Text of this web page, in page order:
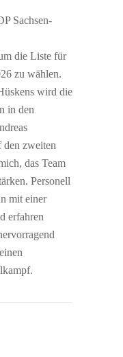
Sachsen-
die Liste für
zu wählen.
wird die
in den
den zweiten
das Team
Personell
mit einer
erfahren